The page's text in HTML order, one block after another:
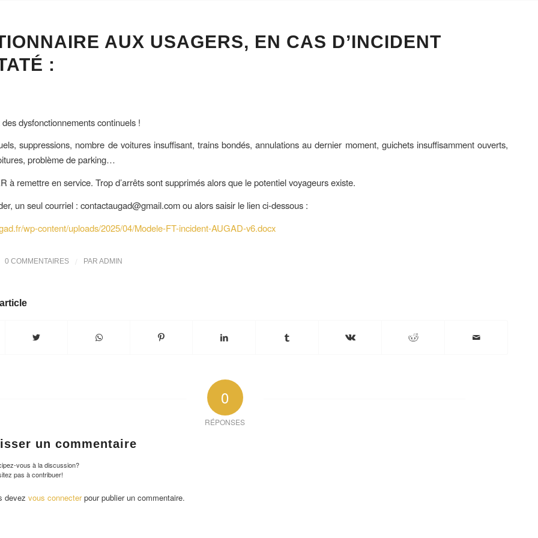
AUX USAGERS, EN CAS D’INCIDENT
:
dysfonctionnements continuels !
suppressions, nombre de voitures insuffisant, trains bondés, annulations au dernier moment, guichets insuffisamment ouverts,
problème de parking…
à remettre en service. Trop d’arrêts sont supprimés alors que le potentiel voyageurs existe.
un seul courriel : contactaugad@gmail.com ou alors saisir le lien ci-dessous :
wp-content/uploads/2025/04/Modele-FT-incident-AUGAD-v6.docx
0 COMMENTAIRES / PAR ADMIN
0
RÉPONSES
un commentaire
vous à la discussion?
pas à contribuer!
devez vous connecterpour publier un commentaire.